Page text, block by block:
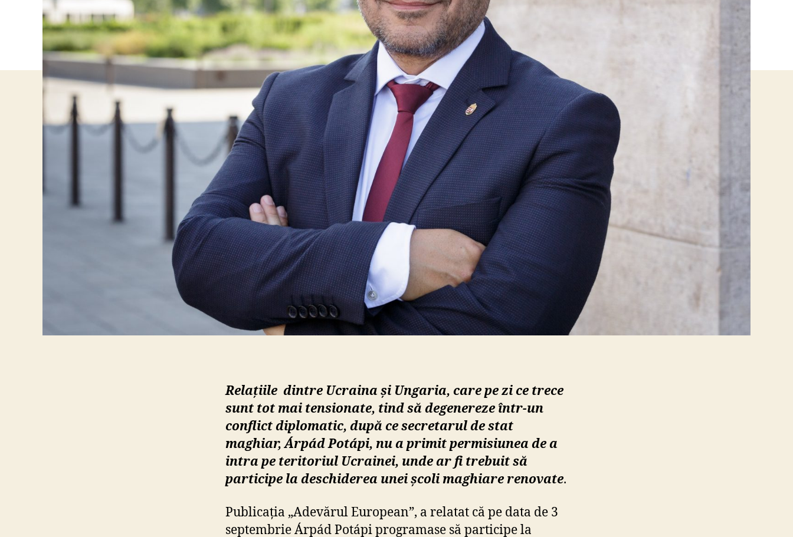
Relațiile dintre Ucraina și Ungaria, care pe zi ce trece
sunt tot mai tensionate, tind să degenereze într-un
conflict diplomatic, după ce secretarul de stat
maghiar, ÁrpádPotápi, nu a primit permisiunea de a
intra pe teritoriul Ucrainei, unde ar fi trebuit să
participe la deschiderea unei școli maghiare renovate.
Publicația „Adevărul European”, a relatat că pe data de 3
septembrie Árpád Potápi programase să participe la